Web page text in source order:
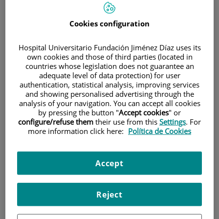
Investigación
Teléfono de atención al usuario
Cookies configuration
Hospital Universitario Fundación Jiménez Díaz uses its
own cookies and those of third parties (located in
countries whose legislation does not guarantee an
adequate level of data protection) for user
authentication, statistical analysis, improving services
and showing personalised advertising through the
analysis of your navigation. You can accept all cookies
by pressing the button "Accept cookies" or
configure/refuse them their use from this Settings. For
more information click here: Política de Cookies
Reject
Accept